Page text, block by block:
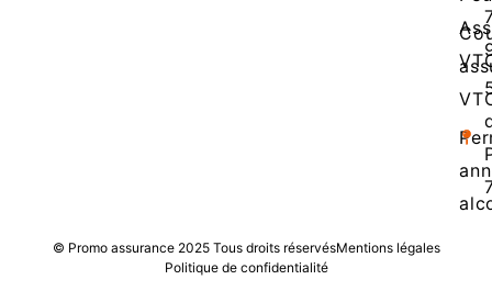
© Promo assurance 2025 Tous droits réservésMentions légales
Politique de confidentialité